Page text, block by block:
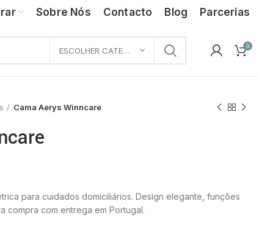
Sobre Nós Contacto Blog Parcerias
ESCOLHER CATEGORIA 0
Cama Aerys Winncare
para cuidados domiciliários. Design elegante, funções
compra com entrega em Portugal.